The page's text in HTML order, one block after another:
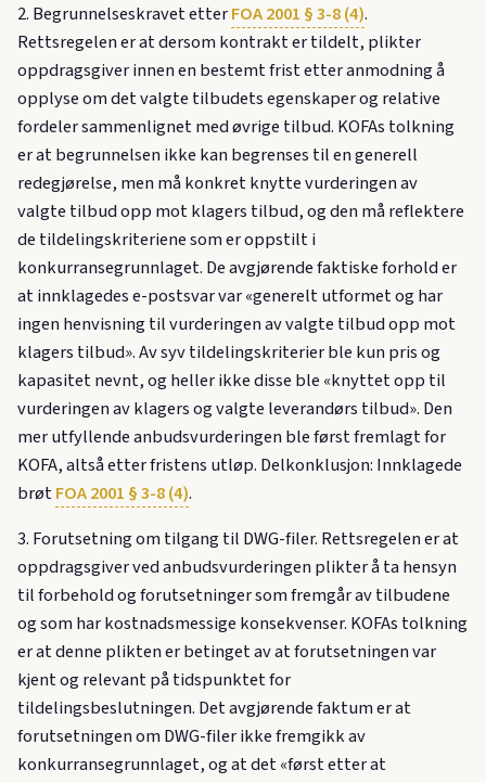
2. Begrunnelseskravet etterFOA 2001 § 3-8 (4).
Rettsregelen er at dersom kontrakt er tildelt, plikter
oppdragsgiver innen en bestemt frist etter anmodning å
opplyse om det valgte tilbudets egenskaper og relative
fordeler sammenlignet med øvrige tilbud. KOFAs tolkning
er at begrunnelsen ikke kan begrenses til en generell
redegjørelse, men må konkret knytte vurderingen av
valgte tilbud opp mot klagers tilbud, og den må reflektere
de tildelingskriteriene som er oppstilt i
konkurransegrunnlaget. De avgjørende faktiske forhold er
at innklagedes e-postsvar var «generelt utformet og har
ingen henvisning til vurderingen av valgte tilbud opp mot
klagers tilbud». Av syv tildelingskriterier ble kun pris og
kapasitet nevnt, og heller ikke disse ble «knyttet opp til
vurderingen av klagers og valgte leverandørs tilbud». Den
mer utfyllende anbudsvurderingen ble først fremlagt for
KOFA, altså etter fristens utløp. Delkonklusjon: Innklagede
brøtFOA 2001 § 3-8 (4).
3. Forutsetning om tilgang til DWG-filer. Rettsregelen er at
oppdragsgiver ved anbudsvurderingen plikter å ta hensyn
til forbehold og forutsetninger som fremgår av tilbudene
og som har kostnadsmessige konsekvenser. KOFAs tolkning
er at denne plikten er betinget av at forutsetningen var
kjent og relevant på tidspunktet for
tildelingsbeslutningen. Det avgjørende faktum er at
forutsetningen om DWG-filer ikke fremgikk av
konkurransegrunnlaget, og at det «først etter at